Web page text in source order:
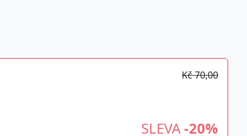
Kč 70,00
SLEVA -20%